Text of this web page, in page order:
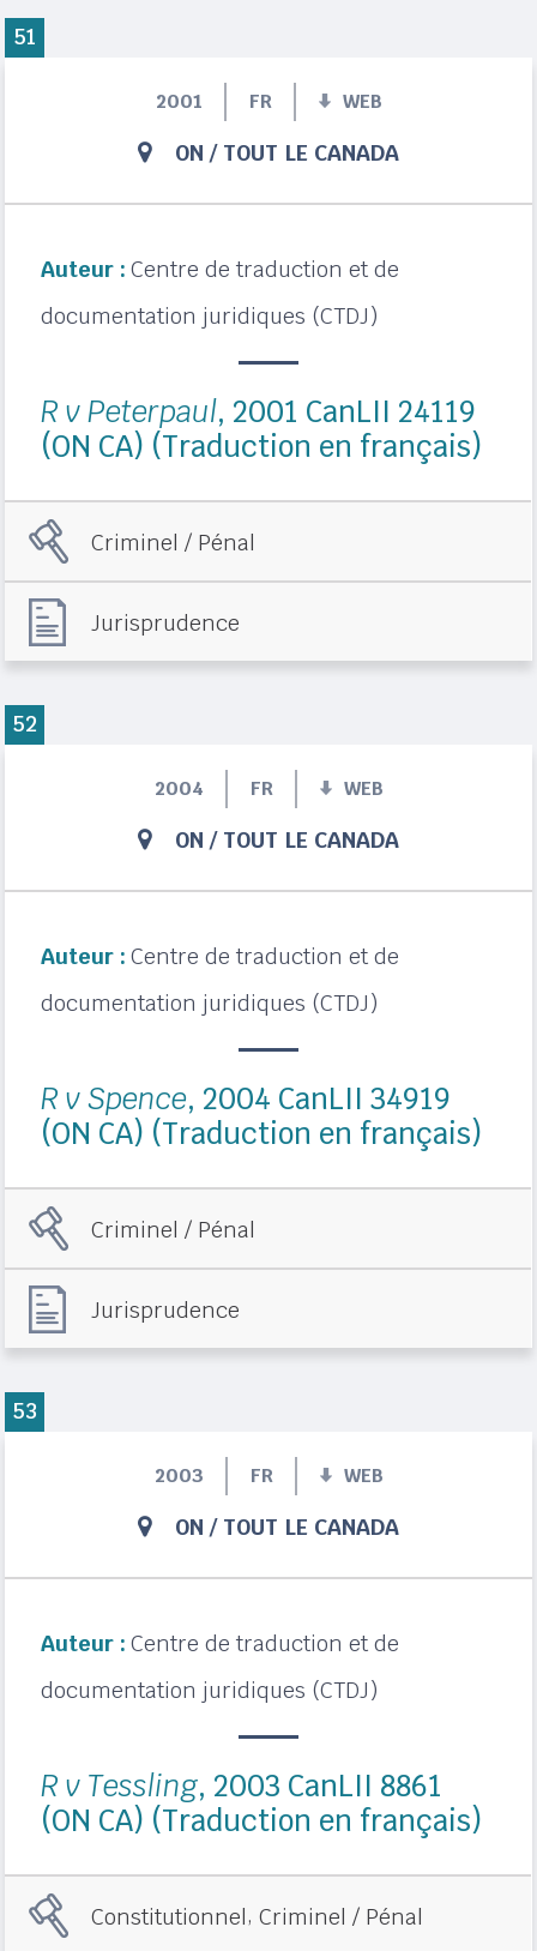
2001 FR WEB
ON / TOUT LE CANADA
Auteur : Centre de traduction et de
documentation juridiques (CTDJ)
R v Peterpaul, 2001 CanLII 24119
(ON CA) (Traduction en français)
Criminel / Pénal
Jurisprudence
51
2004 FR WEB
ON / TOUT LE CANADA
Auteur : Centre de traduction et de
documentation juridiques (CTDJ)
R v Spence, 2004 CanLII 34919
(ON CA) (Traduction en français)
Criminel / Pénal
Jurisprudence
52
2003 FR WEB
ON / TOUT LE CANADA
Auteur : Centre de traduction et de
documentation juridiques (CTDJ)
R v Tessling, 2003 CanLII 8861
(ON CA) (Traduction en français)
Constitutionnel,Criminel / Pénal
53